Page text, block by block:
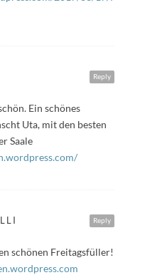
Reply
Ein schönes
Uta, mit den besten
Saale
Reply
schönen Freitagsfüller!